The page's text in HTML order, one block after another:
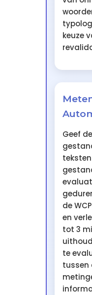
keuze
Geef
de
en
tot 3
te
tussen